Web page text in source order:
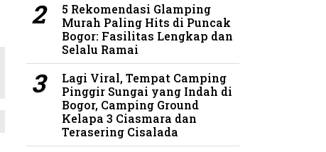
5 Rekomendasi Glamping
Murah Paling Hits di Puncak
Bogor: Fasilitas Lengkap dan
Selalu Ramai
Lagi Viral, Tempat Camping
Pinggir Sungai yang Indah di
Bogor, Camping Ground
Kelapa 3 Ciasmara dan
Terasering Cisalada